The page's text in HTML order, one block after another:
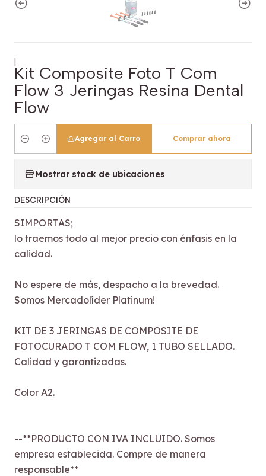
|
Kit Composite Foto T Com
Flow 3 Jeringas Resina Dental
Flow
Cantidad
Agregar al Carro Comprar ahora
Mostrar stock de ubicaciones
DESCRIPCIÓN
SIMPORTAS;
lo traemos todo al mejor precio con énfasis en la
calidad.
No espere de más, despacho a la brevedad.
Somos Mercadolíder Platinum!
KIT DE 3 JERINGAS DE COMPOSITE DE
FOTOCURADO T COM FLOW, 1 TUBO SELLADO.
Calidad y garantizadas.
Color A2.
--**PRODUCTO CON IVA INCLUIDO. Somos
empresa establecida. Compre de manera
responsable**